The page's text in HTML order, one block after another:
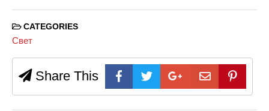
CATEGORIES
Свет
Share This